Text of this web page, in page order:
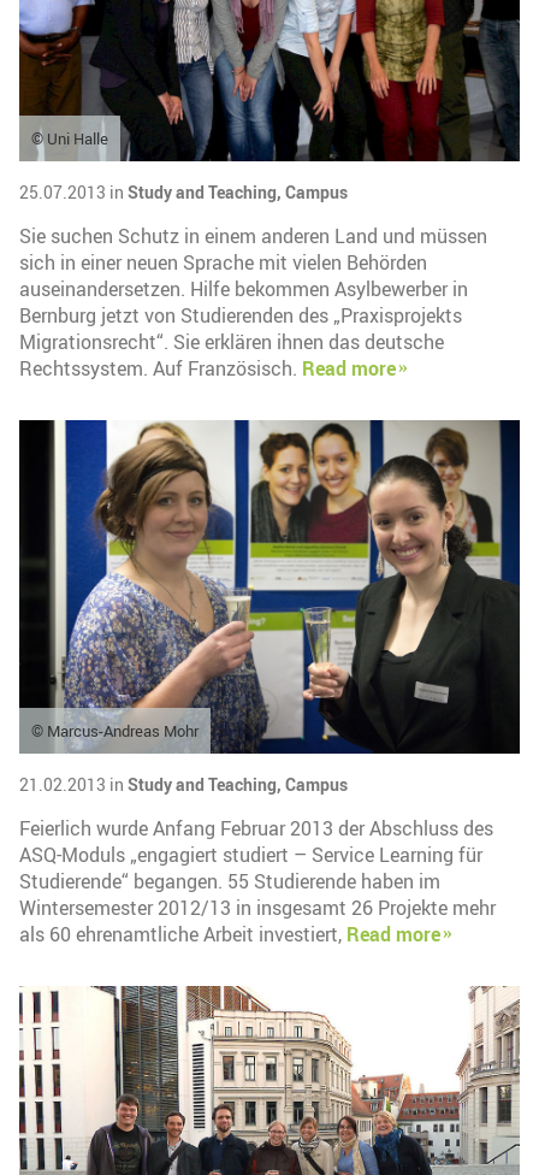
© Uni Halle
25.07.2013 in Study and Teaching, Campus
Sie suchen Schutz in einem anderen Land und müssen
sich in einer neuen Sprache mit vielen Behörden
auseinandersetzen. Hilfe bekommen Asylbewerber in
Bernburg jetzt von Studierenden des „Praxisprojekts
Migrationsrecht“. Sie erklären ihnen das deutsche
Rechtssystem. Auf Französisch. Read more
© Marcus-Andreas Mohr
21.02.2013 in Study and Teaching, Campus
Feierlich wurde Anfang Februar 2013 der Abschluss des
ASQ-Moduls „engagiert studiert – Service Learning für
Studierende“ begangen. 55 Studierende haben im
Wintersemester 2012/13 in insgesamt 26 Projekte mehr
als 60 ehrenamtliche Arbeit investiert, Read more